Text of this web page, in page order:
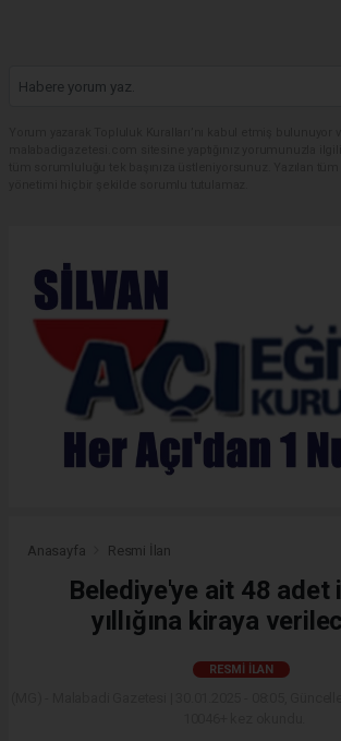
Anasayfa Resmi İlan
Belediye'ye ait 48 adet
yıllığına kiraya
RESMI İLAN